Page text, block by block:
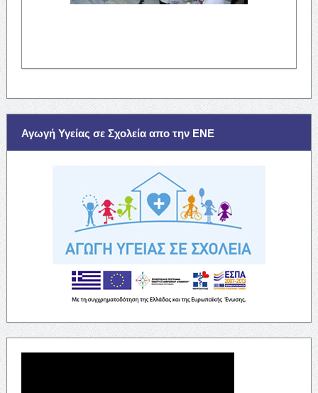
Αγωγή Υγείας σε Σχολεία απο την ΕΝΕ